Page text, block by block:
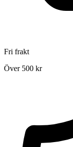
Fri frakt
Över 500 kr